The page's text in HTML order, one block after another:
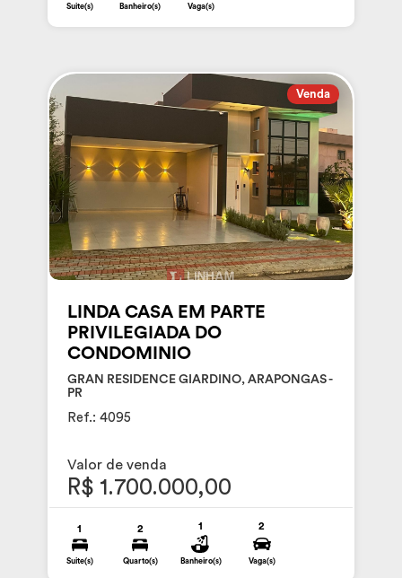
Suite(s) Banheiro(s) Vaga(s)
Venda
LINDA CASA EM PARTE
PRIVILEGIADA DO
CONDOMINIO
GRAN RESIDENCE GIARDINO, ARAPONGAS -
PR
Ref.: 4095
Valor de venda
R$ 1.700.000,00
1
Suite(s)
2
Quarto(s)
1
Banheiro(s)
2
Vaga(s)